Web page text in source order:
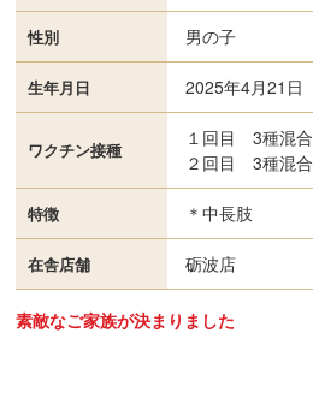
性別 男の子
生年月日 2025年4月21日
ワクチン接種
１回目 3種混合
２回目 3種混合
特徴 ＊中長肢
在舎店舗 砺波店
素敵なご家族が決まりました